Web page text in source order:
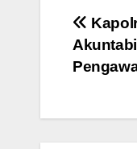
e
b
o
k
pos